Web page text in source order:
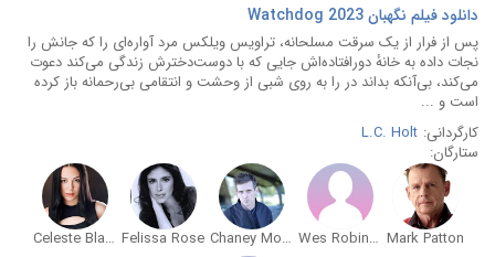
دانلود فیلم نگهبان Watchdog 2023
پس از فرار از یک سرقت مسلحانه، تراویس ویلکس مرد آواره‌ای را که جانش را
نجات داده به خانهٔ دورافتاده‌اش جایی که با دوست‌دخترش زندگی می‌کند دعوت
می‌کند، بی‌آنکه بداند در را به روی شبی از وحشت و انتقامی بی‌رحمانه باز کرده
است و ...
کارگردانی: L.C. Holt
ستارگان:
Mark Patton
Wes Robinson
Chaney Morrow
Felissa Rose
Celeste Blandon